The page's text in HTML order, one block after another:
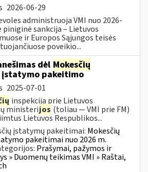
2026-06-29
administruoja VMI nuo 2026-
piniginė sankcija – Lietuvos
ir Europos Sąjungos teisės
poveikio...
dėl Mokesčių
pakeitimo
2025-07-01
inspekcija prie Lietuvos
ministerijos (toliau — VMI prie FM)
Lietuvos Respublikos...
įstatymų pakeitimai: Mokesčių
pakeitimai nuo 2026 m.
Prašymai, pažymos ir
» Duomenų teikimas VMI » Raštai,